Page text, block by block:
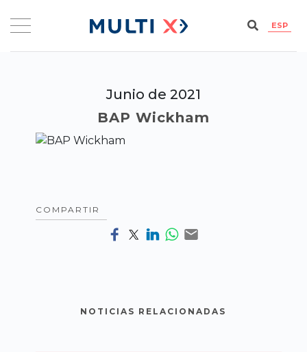
ESP
Junio de 2021
BAP Wickham
COMPARTIR
NOTICIAS RELACIONADAS